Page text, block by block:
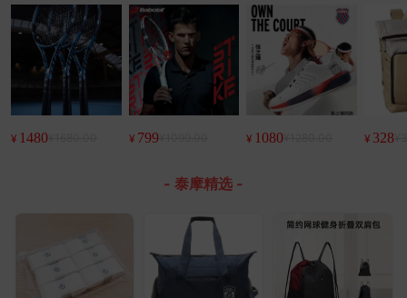
¥ 1480 ¥ 799¥1099.00 ¥ 1080 ¥ 328
- 泰摩精选 -